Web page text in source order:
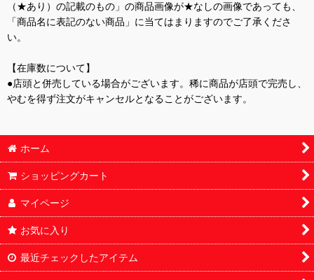
（★あり）の記載のもの」の商品画像が★なしの画像であっても、
「商品名に表記のない商品」に当てはまりますのでご了承くださ
い。
【在庫数について】
●店頭と併売している場合がございます。稀に商品が店頭で完売し、
やむを得ず注文がキャンセルとなることがございます。
ホーム
ショッピングカート
マイページ
お気に入り
最近チェックしたアイテム